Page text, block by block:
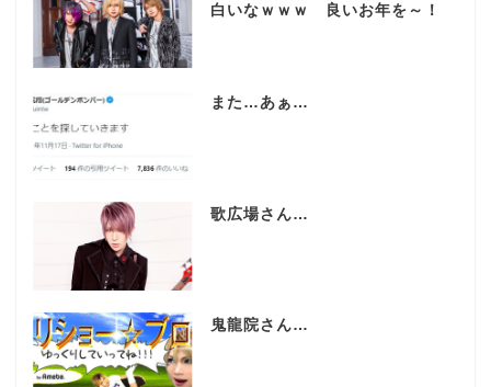
白いなｗｗｗ 良いお年を～！
また…あぁ…
歌広場さん…
鬼龍院さん…